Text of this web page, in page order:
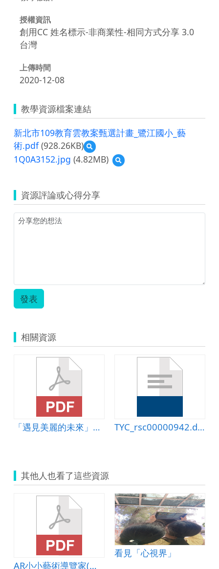
授權資訊
創用CC 姓名標示-非商業性-相同方式分享 3.0
台灣
上傳時間
2020-12-08
教學資源檔案連結
新北市109教育雲教案甄選計畫_鷺江國小_藝
術.pdf(928.26KB)
預
覽
新
109
教
育
_
1Q0A3152.jpg (4.82MB)
預
覽
資源評論或心得分享
發表
相關資源
「遇見美麗的未來」課程 TYC_rsc00000942.doc
其他人也看了這些資源
AR小小藝術導覽家(北市108年度行動學習智慧教學得獎作品)
看見「心視界」